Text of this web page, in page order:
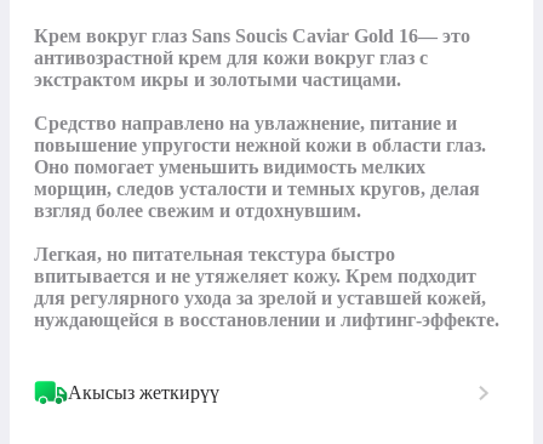
Крем вокруг глаз Sans Soucis Caviar Gold 16— это
антивозрастной крем для кожи вокруг глаз с
экстрактом икры и золотыми частицами.
Средство направлено на увлажнение, питание и
повышение упругости нежной кожи в области глаз.
Оно помогает уменьшить видимость мелких
морщин, следов усталости и темных кругов, делая
взгляд более свежим и отдохнувшим.
Легкая, но питательная текстура быстро
впитывается и не утяжеляет кожу. Крем подходит
для регулярного ухода за зрелой и уставшей кожей,
нуждающейся в восстановлении и лифтинг-эффекте.
Акысыз жеткирүү